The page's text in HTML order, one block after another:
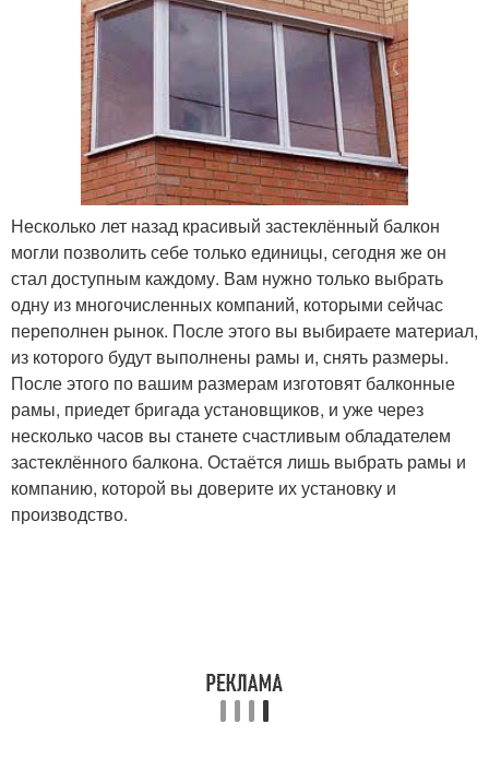
Несколько лет назад красивый застеклённый балкон
могли позволить себе только единицы, сегодня же он
стал доступным каждому. Вам нужно только выбрать
одну из многочисленных компаний, которыми сейчас
переполнен рынок. После этого вы выбираете материал,
из которого будут выполнены рамы и, снять размеры.
После этого по вашим размерам изготовят балконные
рамы, приедет бригада установщиков, и уже через
несколько часов вы станете счастливым обладателем
застеклённого балкона. Остаётся лишь выбрать рамы и
компанию, которой вы доверите их установку и
производство.